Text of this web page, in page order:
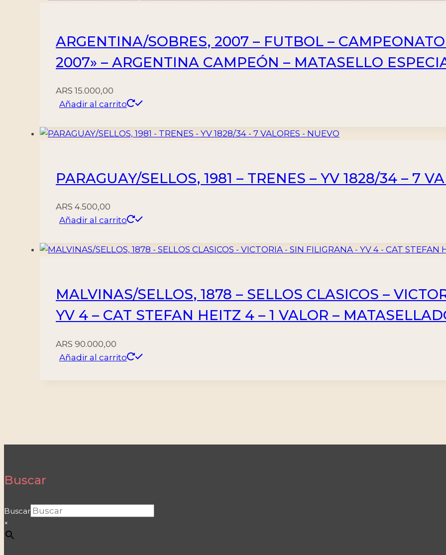
ARGENTINA/SOBRES, 2007 – FUTBOL –
2007» – ARGENTINA CAMPEÓN – MATASELLO
ARS 15.000,00
Añadir al carrito
PARAGUAY/SELLOS, 1981 – TRENES – YV 1828/34 – 7
ARS 4.500,00
Añadir al carrito
MALVINAS/SELLOS, 1878 – SELLOS CLASICOS –
YV 4 – CAT STEFAN HEITZ 4 – 1 VALOR –
ARS 90.000,00
Añadir al carrito
Buscar
Buscar
×